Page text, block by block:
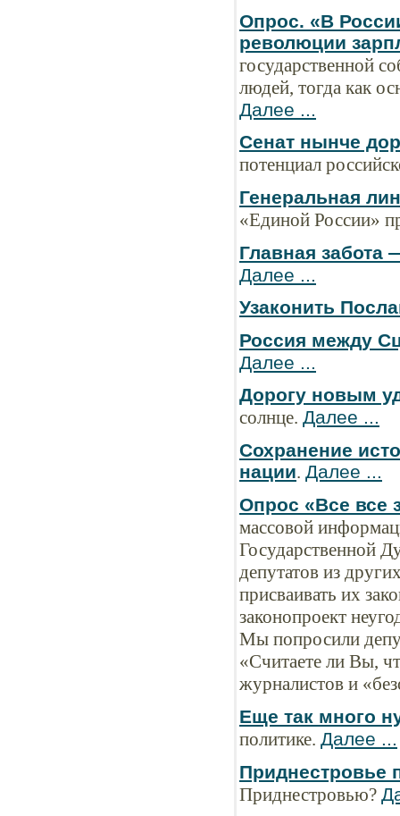
Опрос. «В
революции
государственной
людей, тогда как
Далее ...
Сенат нынче
потенциал
Генеральная
«Единой России»
Главная забота
Далее ...
Узаконить
Россия между
Далее ...
Дорогу новым
cолнце. Далее ...
Сохранение
нации. Далее ...
Опрос «Все все
массовой
Государственной
депутатов из
присваивать их
законопроект
Мы попросили
«Считаете ли Вы,
журналистов и
Еще так много
политике. Далее ...
Приднестровье
Приднестровью?